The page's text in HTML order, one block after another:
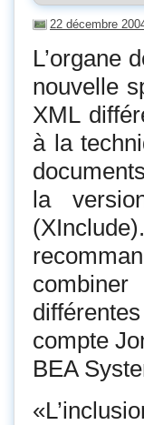
22 décembre
L’organe
nouvelle
XML
à la
la
compte
BEA